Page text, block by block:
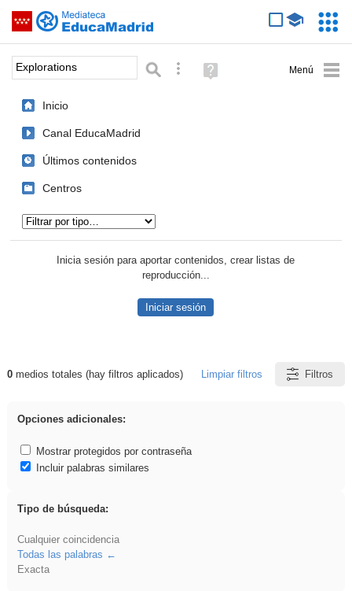
Saltar navegación
Palabra o frase: Búsqueda avanzada
Ayuda
(en
Inicio
Canal EducaMadrid
Últimos contenidos
Centros
Inicia sesión para aportar contenidos, crear listas de
reproducción...
Iniciar sesión
Resultados de: Explorations
0medios totales (hay filtros aplicados) Limpiar filtros Filtros
Opciones adicionales:
Mostrar protegidos por contraseña
Incluir palabras similares
Tipo de búsqueda:
Cualquier coincidencia
Todas las palabras
Exacta